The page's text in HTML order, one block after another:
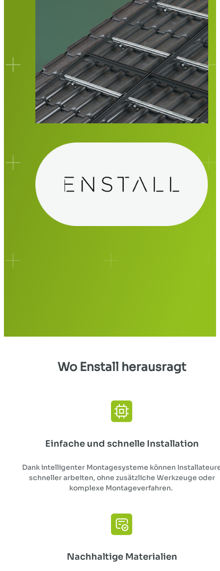
Wo Enstall herausragt
Einfache und schnelle Installation
Dank intelligenter Montagesysteme können
schneller arbeiten, ohne zusätzliche Werkzeuge oder
komplexe Montageverfahren.
Nachhaltige Materialien